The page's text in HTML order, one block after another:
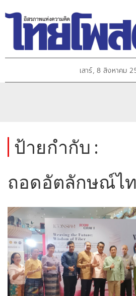
เสาร์, 8 สิงหาคม
ป้ายกำกับ :
ถอดอัตลักษณ์ไ